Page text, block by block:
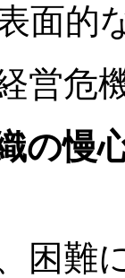
面的
危
の慢
困難